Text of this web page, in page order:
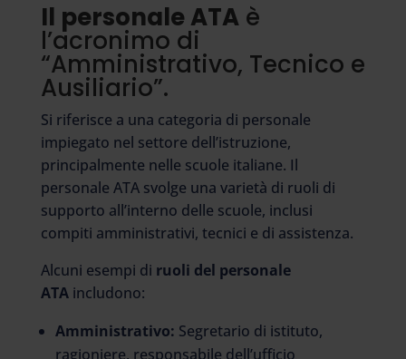
Il personale ATAè
l’acronimo di
“Amministrativo, Tecnico e
Ausiliario”.
Si riferisce a una categoria di personale
impiegato nel settore dell’istruzione,
principalmente nelle scuole italiane. Il
personale ATA svolge una varietà di ruoli di
supporto all’interno delle scuole, inclusi
compiti amministrativi, tecnici e di assistenza.
Alcuni esempi di ruoli del personale
ATAincludono:
Amministrativo: Segretario di istituto,
ragioniere, responsabile dell’ufficio